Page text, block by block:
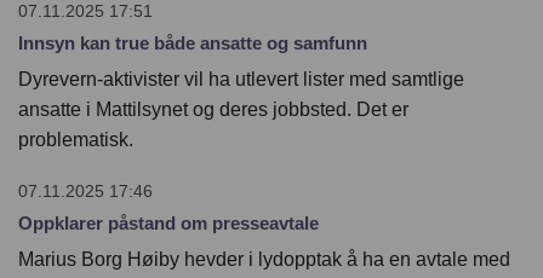
07.11.2025 17:51
Innsyn kan true både ansatte og samfunn
Dyrevern-aktivister vil ha utlevert lister med samtlige
ansatte i Mattilsynet og deres jobbsted. Det er
problematisk.
07.11.2025 17:46
Oppklarer påstand om presseavtale
Marius Borg Høiby hevder i lydopptak å ha en avtale med